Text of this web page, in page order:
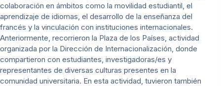
colaboración en ámbitos como la movilidad estudiantil, el
aprendizaje de idiomas, el desarrollo de la enseñanza del
francés y la vinculación con instituciones internacionales.
Anteriormente, recorrieron la Plaza de los Países, actividad
organizada por la Dirección de Internacionalización, donde
compartieron con estudiantes, investigadoras/es y
representantes de diversas culturas presentes en la
comunidad universitaria. En esta actividad, tuvieron también